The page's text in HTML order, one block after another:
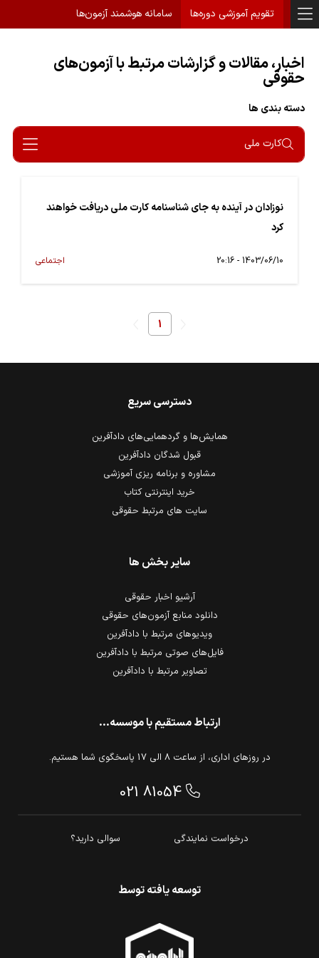
تقویم آموزشی دوره‌ها سامانه هوشمند آزمون‌ها
اخبار، مقالات و گزارشات مرتبط با آزمون‌های
حقوقی
دسته بندی ها
کارت ملی
نوزادان در آینده به جای شناسنامه کارت ملی دریافت خواهند
کرد
1403/06/10 - 20:16 اجتماعی
1
ارتباط مستقیم با موسسه...
در روزهای اداری، از ساعت 8 الی 17 پاسخگوی شما هستیم.
021 81054
درخواست نمایندگی سوالی دارید؟
دسترسی سریع
همایش‌ها و گردهمایی‌های دادآفرین
قبول شدگان دادآفرین
مشاوره و برنامه ریزی آموزشی
خرید اینترنتی کتاب
سایت های مرتبط حقوقی
سایر بخش ها
آرشیو اخبار حقوقی
دانلود منابع آزمون‌های حقوقی
ویدیوهای مرتبط با دادآفرین
فایل‌های صوتی مرتبط با دادآفرین
تصاویر مرتبط با دادآفرین
توسعه یافته توسط